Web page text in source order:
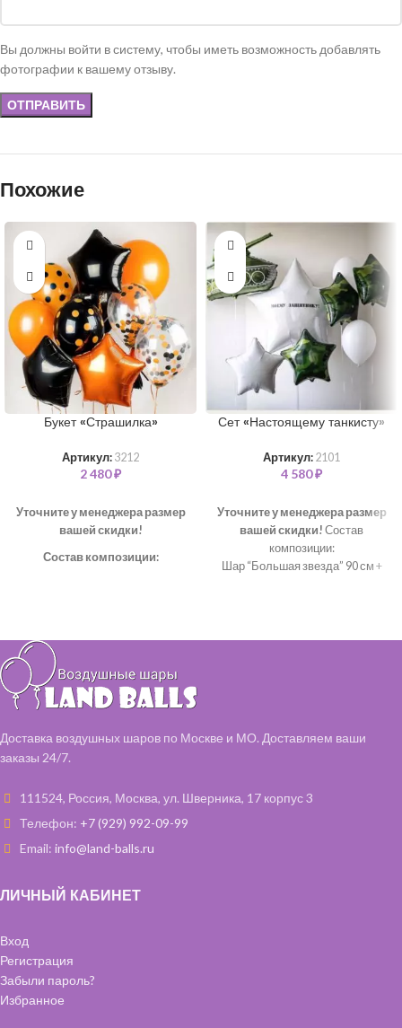
Вы должны войти в систему, чтобы иметь возможность добавлять
фотографии к вашему отзыву.
Похожие
Букет «Страшилка»
Артикул: 3212
2 480₽
Уточните у менеджера размер
вашей скидки!
Состав композиции:
Шар "Горох" 35 см – 2 шт
Сет «Настоящему танкисту»
Артикул: 2101
4 580₽
Уточните у менеджера размер
вашей скидки! Состав
композиции:
Шар “Большая звезда” 90 см +
Шар латексный 35 см – 2 шт
Доставка воздушных шаров по Москве и МО. Доставляем ваши
заказы 24/7.
111524, Россия, Москва, ул. Шверника, 17 корпус 3
Телефон: +7 (929) 992-09-99
Email: info@land-balls.ru
ЛИЧНЫЙ КАБИНЕТ
Вход
Регистрация
Забыли пароль?
Избранное